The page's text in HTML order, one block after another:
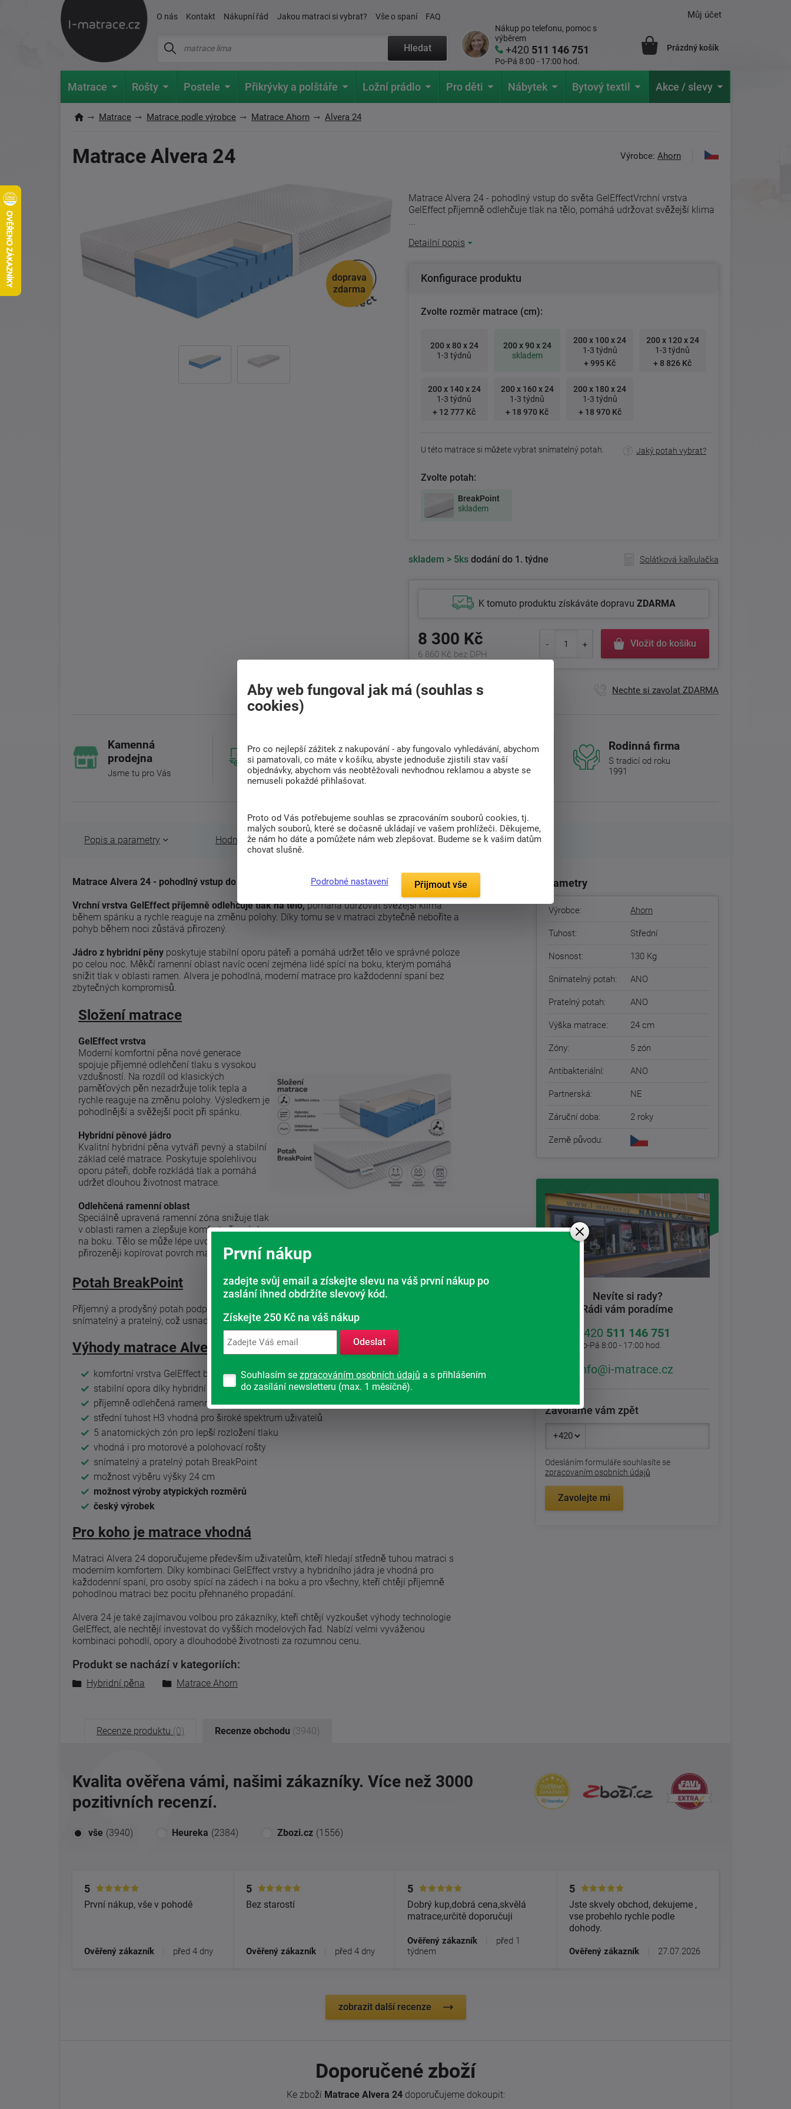
O nás Kontakt Nákupní řád Jakou matraci si vybrat? Vše o spaní FAQ
Hledat
Nákup po telefonu, pomoc s
výběrem
+420 511 146 751
Po-Pá 8:00 - 17:00 hod.
Můj účet
Prázdný košík
Matrace Rošty Postele Přikrývky a polštáře Ložní prádlo Pro děti Nábytek Bytový textil Akce / slevy
Matrace Matrace podle výrobce Matrace Ahorn Alvera 24
Matrace Alvera 24 Výrobce:Ahorn
doprava
zdarma
Matrace Alvera 24 - pohodlný vstup do světa GelEffectVrchní vrstva
GelEffect příjemně odlehčuje tlak na tělo, pomáhá udržovat svěžejší klima
...
Detailní popis
Konfigurace produktu
Zvolte rozměr matrace (cm):
200 x 80 x 24
1-3 týdnů
200 x 90 x 24
skladem
200 x 100 x 24
1-3 týdnů
+ 995 Kč
200 x 120 x 24
1-3 týdnů
+ 8 826 Kč
200 x 140 x 24
1-3 týdnů
+ 12 777 Kč
200 x 160 x 24
1-3 týdnů
+ 18 970 Kč
200 x 180 x 24
1-3 týdnů
+ 18 970 Kč
U této matrace si můžete vybrat snímatelný potah. Jaký potah vybrat?
Zvolte potah:
BreakPoint
skladem
skladem > 5ksdodání do 1. týdne Splátková kalkulačka
K tomuto produktu získáváte dopravu ZDARMA
8 300 Kč
6 860 Kč bez DPH
Vložit do košíku
+420511 146 751
Po-Pá 8:00 - 17:00 hod.
Nechte si zavolat ZDARMA
Kamenná
prodejna
Jsme tu pro Vás
ZDARMA
Při nákupu nad 6 000
Kč
Rádi poradíme s
výběrem
Najděte vhodnou matraci
Rodinná firma
S tradicí od roku
1991
Popis a parametry Hodnocení (0) Související zboží (4)
Matrace Alvera 24 - pohodlný vstup do světa GelEffect
Vrchní vrstva GelEffect příjemně odlehčuje tlak na tělo,pomáhá udržovat svěžejší klima
během spánku a rychle reaguje na změnu polohy. Díky tomu se v matraci zbytečně neboříte a
pohyb během noci zůstává přirozený.
Jádro z hybridní pěny poskytuje stabilní oporu páteři a pomáhá udržet tělo ve správné poloze
po celou noc. Měkčí ramenní oblast navíc ocení zejména lidé spící na boku, kterým pomáhá
snížit tlak v oblasti ramen. Alvera je pohodlná, moderní matrace pro každodenní spaní bez
zbytečných kompromisů.
Složení matrace
GelEffect vrstva
Moderní komfortní pěna nové generace
spojuje příjemné odlehčení tlaku s vysokou
vzdušností. Na rozdíl od klasických
paměťových pěn nezadržuje tolik tepla a
rychle reaguje na změnu polohy. Výsledkem je
pohodlnější a svěžejší pocit při spánku.
Hybridní pěnové jádro
Kvalitní hybridní pěna vytváří pevný a stabilní
základ celé matrace. Poskytuje spolehlivou
oporu páteři, dobře rozkládá tlak a pomáhá
udržet dlouhou životnost matrace.
Odlehčená ramenní oblast
Speciálně upravená ramenní zóna snižuje tlak
v oblasti ramen a zlepšuje komfort při spánku
na boku. Tělo se může lépe uvolnit a
přirozeněji kopírovat povrch matrace.
Potah BreakPoint
Příjemný a prodyšný potah podporuje cirkulaci vzduchu a pomáhá odvádět vlhkost. Potah je
snímatelný a pratelný, což usnadňuje jeho údržbu a přispívá k hygienickému prostředí lůžka.
Výhody matrace Alvera
komfortní vrstva GelEffect bez přehřívání
stabilní opora díky hybridní pěně
příjemně odlehčená ramenní oblast
střední tuhost H3 vhodná pro široké spektrum uživatelů
5 anatomických zón pro lepší rozložení tlaku
vhodná i pro motorové a polohovací rošty
snímatelný a pratelný potah BreakPoint
možnost výběru výšky 24 cm
možnost výroby atypických rozměrů
český výrobek
Pro koho je matrace vhodná
Matraci Alvera 24 doporučujeme především uživatelům, kteří hledají středně tuhou matraci s
moderním komfortem. Díky kombinaci GelEffect vrstvy a hybridního jádra je vhodná pro
každodenní spaní, pro osoby spící na zádech i na boku a pro všechny, kteří chtějí příjemně
pohodlnou matraci bez pocitu přehnaného propadání.
Alvera 24 je také zajímavou volbou pro zákazníky, kteří chtějí vyzkoušet výhody technologie
GelEffect, ale nechtějí investovat do vyšších modelových řad. Nabízí velmi vyváženou
kombinaci pohodlí, opory a dlouhodobé životnosti za rozumnou cenu.
Produkt se nachází v kategoriích:
Hybridní pěna Matrace Ahorn
Parametry
Výrobce: Ahorn
Tuhost: Střední
Nosnost: 130 Kg
Snímatelný potah: ANO
Pratelný potah: ANO
Výška matrace: 24 cm
Zóny: 5 zón
Antibakteriální: ANO
Partnerská: NE
Záruční doba: 2 roky
Země původu:
Nevíte si rady?
Rádi vám poradíme
+420 511 146 751
Po-Pá 8:00 - 17:00 hod.
info@i-matrace.cz
Zavoláme vám zpět
Odesláním formuláře souhlasíte se
zpracovaním osobních údajů
Zavolejte mi
Recenze produktu (0) Recenze obchodu (3940)
Kvalita ověřena vámi, našimi zákazníky. Více než 3000
pozitivních recenzí.
vše (3940) Heureka (2384) Zbozi.cz (1556)
5
První nákup, vše v pohodě
Ověřený zákazník před 4 dny
5
Bez starostí
Ověřený zákazník před 4 dny
5
Dobrý kup,dobrá cena,skvělá
matrace,určitě doporučuji
Ověřený zákazník
před 1
týdnem
5
Jste skvely obchod, dekujeme ,
vse probehlo rychle podle
dohody.
Ověřený zákazník 27.07.2026
zobrazit další recenze
Doporučené zboží
Ke zboží Matrace Alvera 24doporučujeme dokoupit:
První nákup
zadejte svůj email a získejte slevu na váš první nákup po
zaslání ihned obdržíte slevový kód.
Získejte 250 Kč na váš nákup
Odeslat
Souhlasím se zpracováním osobních údajů a s přihlášením
do zasílání newsletteru (max. 1 měsíčně).
Aby web fungoval jak má (souhlas s
cookies)
Pro co nejlepší zážitek z nakupování - aby fungovalo vyhledávání, abychom
si pamatovali, co máte v košíku, abyste jednoduše zjistili stav vaší
objednávky, abychom vás neobtěžovali nevhodnou reklamou a abyste se
nemuseli pokaždé přihlašovat.
Proto od Vás potřebujeme souhlas se zpracováním souborů cookies, tj.
malých souborů, které se dočasně ukládají ve vašem prohlížeči. Děkujeme,
že nám ho dáte a pomůžete nám web zlepšovat. Budeme se k vašim datům
chovat slušně.
Podrobné nastavení Přijmout vše